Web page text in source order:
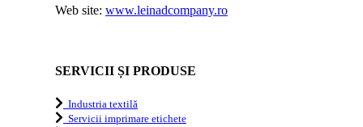
Web site: www.leinadcompany.ro
SERVICII ȘI PRODUSE
Industria textilă
Servicii imprimare etichete